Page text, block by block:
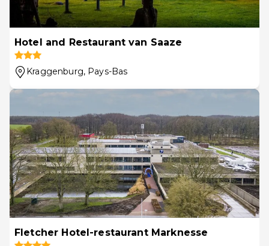
Hotel and Restaurant van Saaze
Kraggenburg, Pays-Bas
Fletcher Hotel-restaurant Marknesse